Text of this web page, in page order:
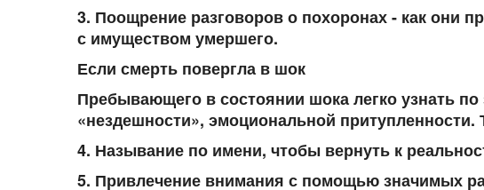
3. Поощрение разговоров о похоронах - как они
с имуществом умершего.
Если смерть повергла в шок
Пребывающего в состоянии шока легко узнать
«нездешности», эмоциональной
4. Называние по имени, чтобы вернуть к
5. Привлечение внимания с помощью значимых